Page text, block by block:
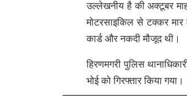
उल्लेखनीय है की अक्टूबर
मोटरसाइकिल से टक्कर मार
कार्ड और नकदी मौजूद थी।
हिरणमगरी पुलिस
भोई को गिरफ्तार किया